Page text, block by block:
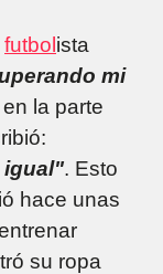
futbol ista
mi
la parte
igual". Esto
hace unas
su ropa